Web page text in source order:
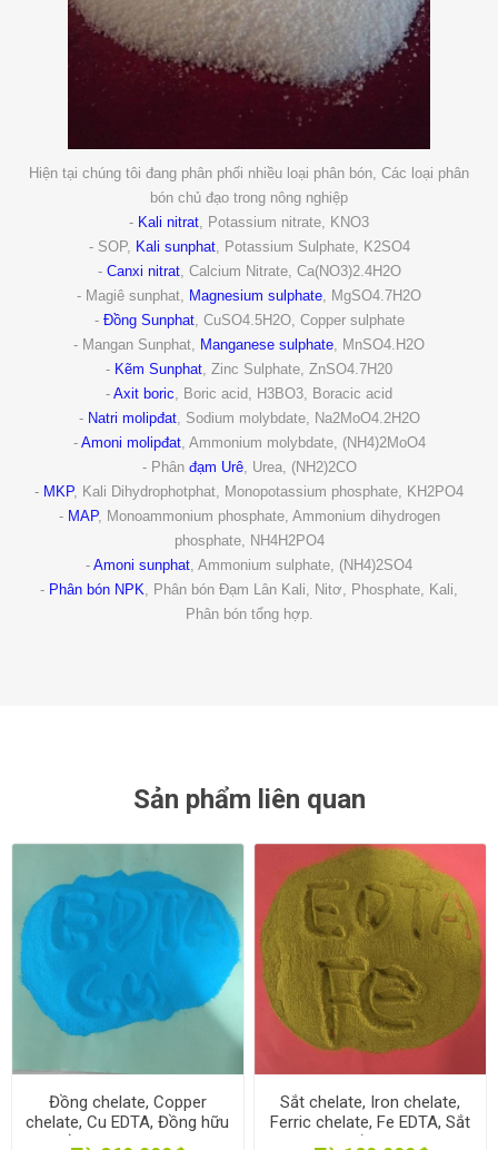
Hiện tại chúng tôi đang phân phối nhiều loại phân bón, Các loại phân
bón chủ đạo trong nông nghiệp
- Kali nitrat , Potassium nitrate, KNO3
- SOP, Kali sunphat, Potassium Sulphate, K2SO4
- Canxi nitrat, Calcium Nitrate, Ca(NO3)2.4H2O
- Magiê sunphat,
Magnesium sulphate , MgSO4.7H2O
- Đồng Sunphat, CuSO4.5H2O, Copper sulphate
- Mangan Sunphat,
Manganese sulphate , MnSO4.H2O
- Kẽm Sunphat , Zinc Sulphate, ZnSO4.7H20
- Axit boric , Boric acid, H3BO3, Boracic acid
- Natri molipđat, Sodium molybdate, Na2MoO4.2H2O
- Amoni molipđat, Ammonium molybdate, (NH4)2MoO4
- Phân đạm Urê, Urea, (NH2)2CO
- MKP, Kali Dihydrophotphat, Monopotassium phosphate, KH2PO4
- MAP, Monoammonium phosphate, Ammonium dihydrogen
phosphate, NH4H2PO4
- Amoni sunphat , Ammonium sulphate, (NH4)2SO4
- Phân bón NPK , Phân bón Đạm Lân Kali, Nitơ, Phosphate, Kali,
Phân bón tổng hợp.
Sản phẩm liên quan
Đồng chelate, Copper
chelate, Cu EDTA, Đồng hữu
cơ, Đồng 15, Phân vi lượng
Sắt chelate, Iron chelate,
Ferric chelate, Fe EDTA, Sắt
hữu cơ, Sắt 13, Phân vi